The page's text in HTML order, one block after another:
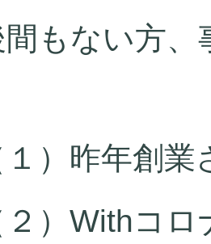
もない方
昨年創業
コロナ